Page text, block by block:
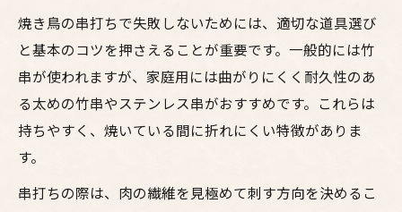
焼き鳥の串打ちで失敗しないためには、適切な道具選び
と基本のコツを押さえることが重要です。一般的には竹
串が使われますが、家庭用には曲がりにくく耐久性のあ
る太めの竹串やステンレス串がおすすめです。これらは
持ちやすく、焼いている間に折れにくい特徴がありま
す。
串打ちの際は、肉の繊維を見極めて刺す方向を決めるこ